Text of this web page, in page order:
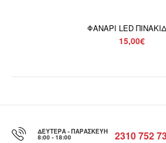
ΦΑΝΑΡΙ LED
15,00€
ΔΕΥΤΈΡΑ - ΠΑΡΑΣΚΕΥΉ
8:00 - 18:00 2310 752